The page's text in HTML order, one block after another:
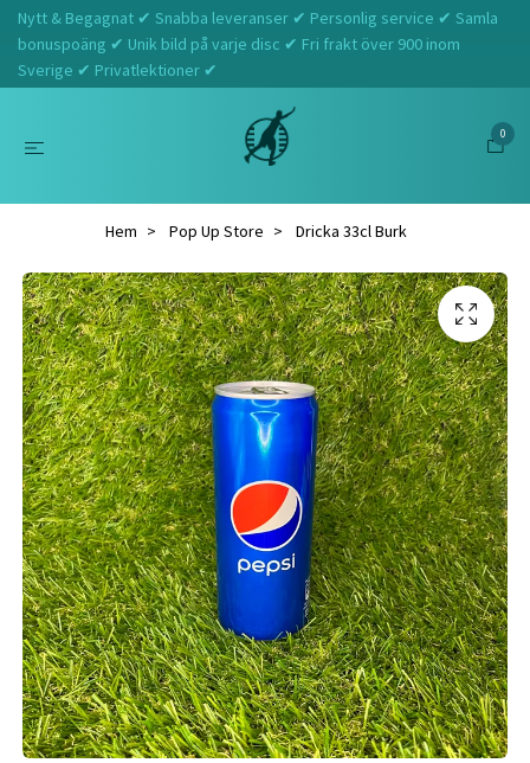
Nytt & Begagnat ✔ Snabba leveranser ✔ Personlig service ✔ Samla
bonuspoäng ✔ Unik bild på varje disc ✔ Fri frakt över 900 inom
Sverige ✔ Privatlektioner ✔
0
Hem Pop Up Store Dricka 33cl Burk